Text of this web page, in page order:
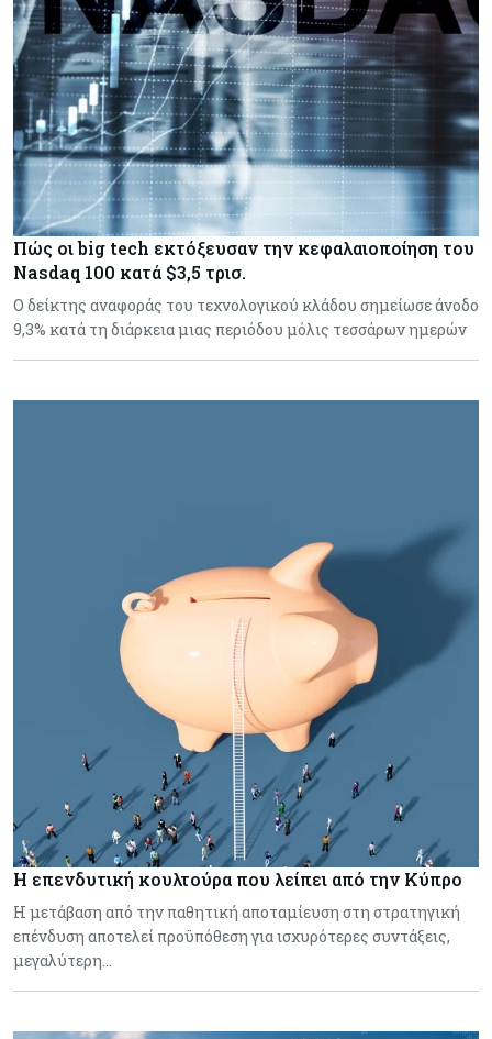
Πώς οι big tech εκτόξευσαν την κεφαλαιοποίηση του
Nasdaq 100 κατά $3,5 τρισ.
Ο δείκτης αναφοράς του τεχνολογικού κλάδου σημείωσε άνοδο
9,3% κατά τη διάρκεια μιας περιόδου μόλις τεσσάρων ημερών
Η επενδυτική κουλτούρα που λείπει από την Κύπρο
Η μετάβαση από την παθητική αποταμίευση στη στρατηγική
επένδυση αποτελεί προϋπόθεση για ισχυρότερες συντάξεις,
μεγαλύτερη…